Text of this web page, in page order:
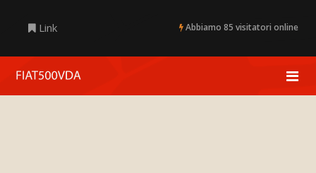
Link Abbiamo 85 visitatori online